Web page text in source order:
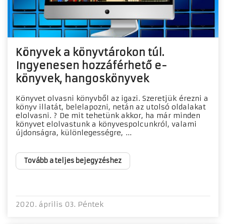
Könyvek a könyvtárokon túl.
Ingyenesen hozzáférhető e-
könyvek, hangoskönyvek
Könyvet olvasni könyvből az igazi. Szeretjük érezni a
könyv illatát, belelapozni, netán az utolsó oldalakat
elolvasni. ? De mit tehetünk akkor, ha már minden
könyvet elolvastunk a könyvespolcunkról, valami
újdonságra, különlegességre, ...
Tovább a teljes bejegyzéshez
2020. április 03. Péntek